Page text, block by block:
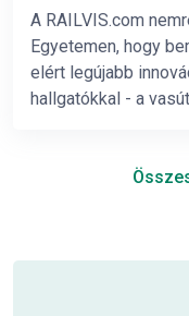
A RAILVIS.com
Egyetemen, hogy
elért legújabb
hallgatókkal - a